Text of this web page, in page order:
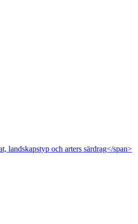
landskapstyp och arters särdrag</span>